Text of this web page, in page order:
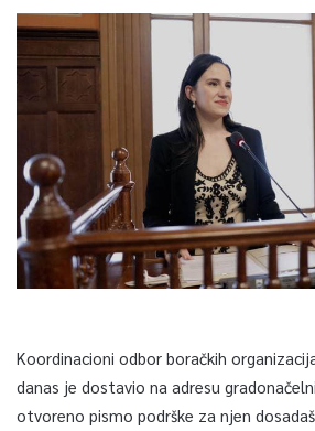
Koordinacioni odbor boračkih
danas je dostavio na adresu
otvoreno pismo podrške za njen